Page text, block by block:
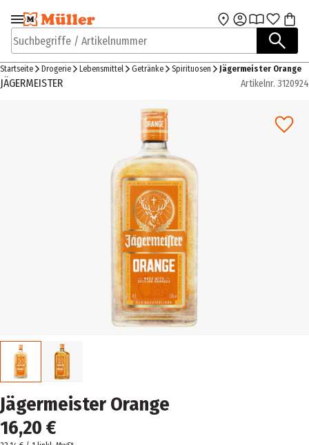
Zur Navigation
springen
Zum Hauptinhalt
Suchbegriffe / Artikelnummer
Startseite Drogerie Lebensmittel Getränke Spirituosen Jägermeister Orange
JÄGERMEISTER Artikelnr. 3120924
Jägermeister Orange
16,20 €